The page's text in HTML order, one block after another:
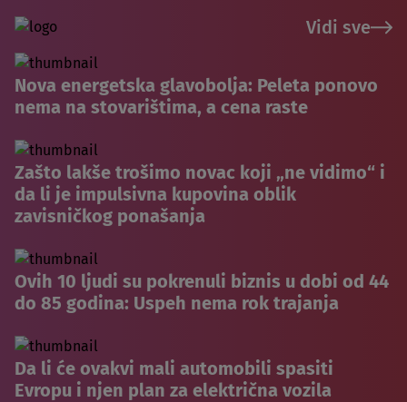
Vidi sve
Nova energetska glavobolja: Peleta ponovo
nema na stovarištima, a cena raste
Zašto lakše trošimo novac koji „ne vidimo“ i
da li je impulsivna kupovina oblik
zavisničkog ponašanja
Ovih 10 ljudi su pokrenuli biznis u dobi od 44
do 85 godina: Uspeh nema rok trajanja
Da li će ovakvi mali automobili spasiti
Evropu i njen plan za električna vozila